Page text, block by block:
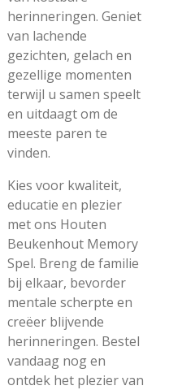
herinneringen. Geniet
van lachende
gezichten, gelach en
gezellige momenten
terwijl u samen speelt
en uitdaagt om de
meeste paren te
vinden.
Kies voor kwaliteit,
educatie en plezier
met ons Houten
Beukenhout Memory
Spel. Breng de familie
bij elkaar, bevorder
mentale scherpte en
creëer blijvende
herinneringen. Bestel
vandaag nog en
ontdek het plezier van